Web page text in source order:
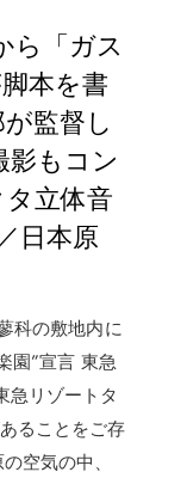
ら「ガス
本を書
監督し
もコン
立体音
日本原
科の敷地内に
園”宣言 東急
急リゾートタ
ることをご存
空気の中、